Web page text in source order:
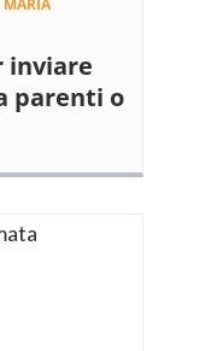
MARIA
inviare
parenti o